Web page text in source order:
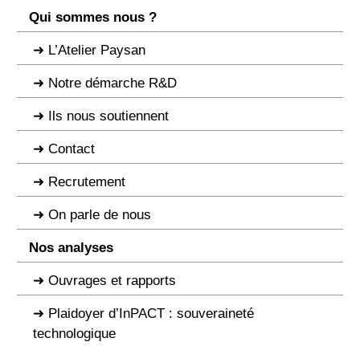
Qui sommes nous ?
L’Atelier Paysan
Notre démarche R&D
Ils nous soutiennent
Contact
Recrutement
On parle de nous
Nos analyses
Ouvrages et rapports
Plaidoyer d’InPACT : souveraineté
technologique